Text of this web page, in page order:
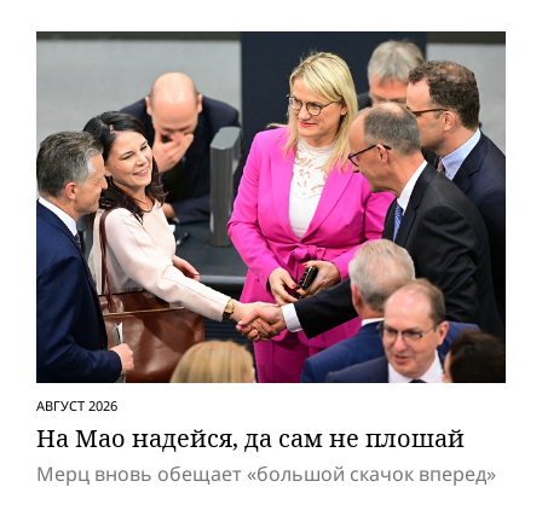
АВГУСТ 2026
На Мао надейся, да сам не плошай
Мерц вновь обещает «большой скачок вперед»